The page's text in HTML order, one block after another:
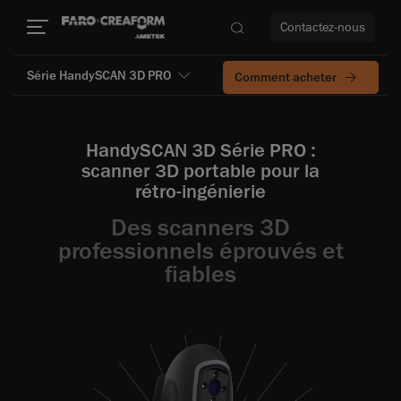
Contactez-nous
Série HandySCAN 3D PRO Comment acheter
HandySCAN 3D Série PRO :
scanner 3D portable pour la
rétro‑ingénierie
Des scanners 3D
professionnels éprouvés et
fiables